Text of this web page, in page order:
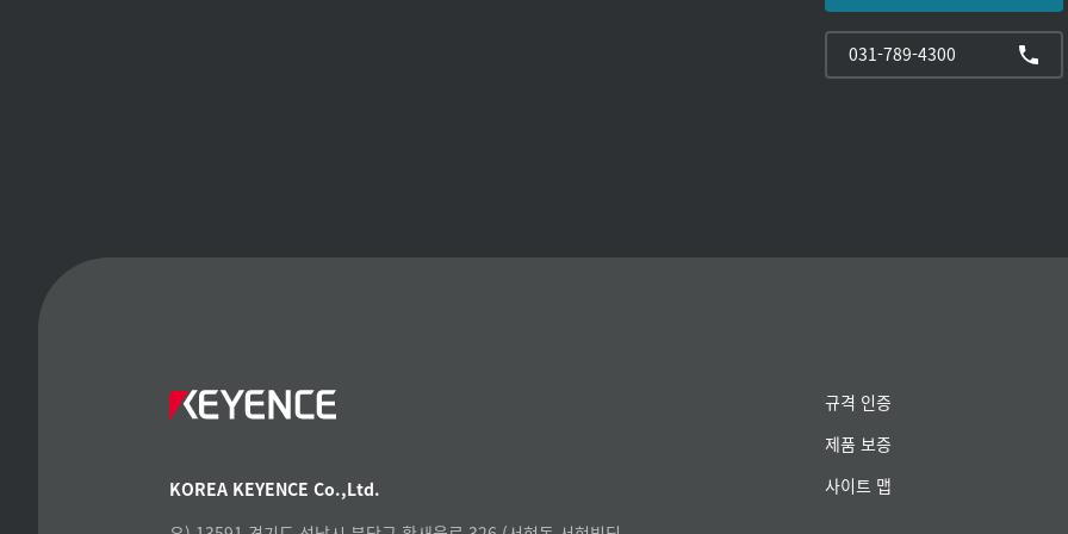
031-789-4300
KOREA KEYENCE Co.,Ltd.
규격 인증
제품 보증
사이트 맵